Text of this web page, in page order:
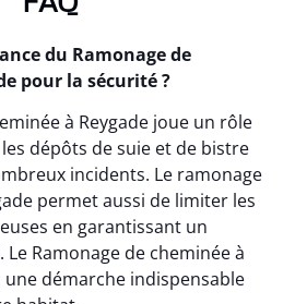
du Ramonage de
pour la sécurité ?
à Reygade joue un rôle
dépôts de suie et de bistre
incidents. Le ramonage
permet aussi de limiter les
en garantissant un
Ramonage de cheminée à
une démarche indispensable